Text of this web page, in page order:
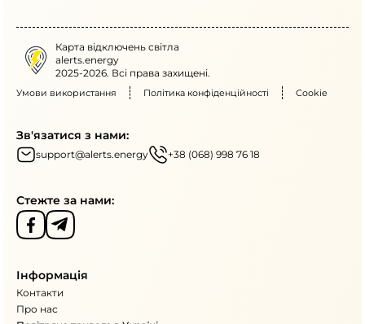
Карта відключень світла
alerts.energy
2025-2026. Всі права захищені.
Умови використання Політика конфіденційності Cookie
Зв'язатися з нами:
support@alerts.energy +38 (068) 998 76 18
Стежте за нами:
Інформація
Контакти
Про нас